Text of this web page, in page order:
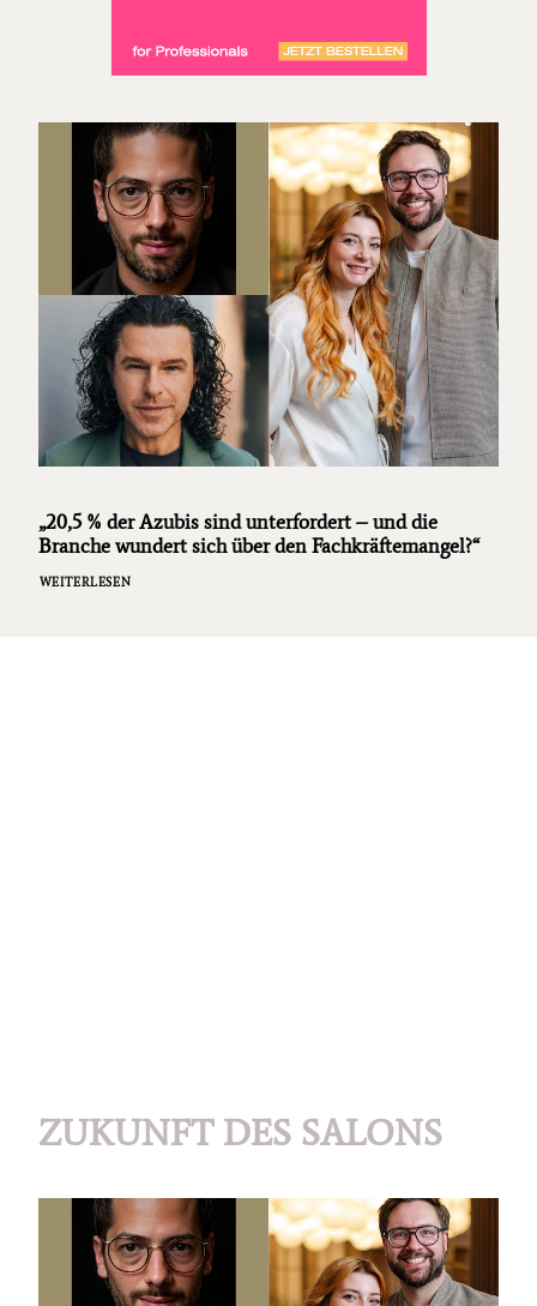
„20,5 % der Azubis sind unterfordert – und die
Branche wundert sich über den Fachkräftemangel?“
WEITERLESEN
ZUKUNFT DES SALONS